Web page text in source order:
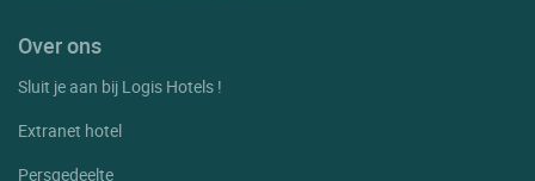
Over ons
Sluit je aan bij Logis Hotels !
Extranet hotel
Persgedeelte